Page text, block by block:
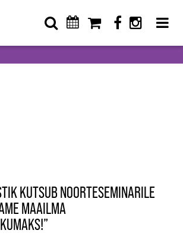
KUTSUB NOORTESEMINARILE
MAAILMA